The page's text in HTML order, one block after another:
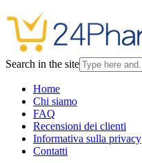
Search in the site
Home
Chi siamo
FAQ
Recensioni dei clienti
Informativa sulla privacy
Contatti